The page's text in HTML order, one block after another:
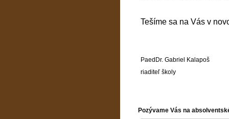
Tešíme sa na Vás v
PaedDr. Gabriel Kalapoš
riaditeľ školy
Pozývame Vás na